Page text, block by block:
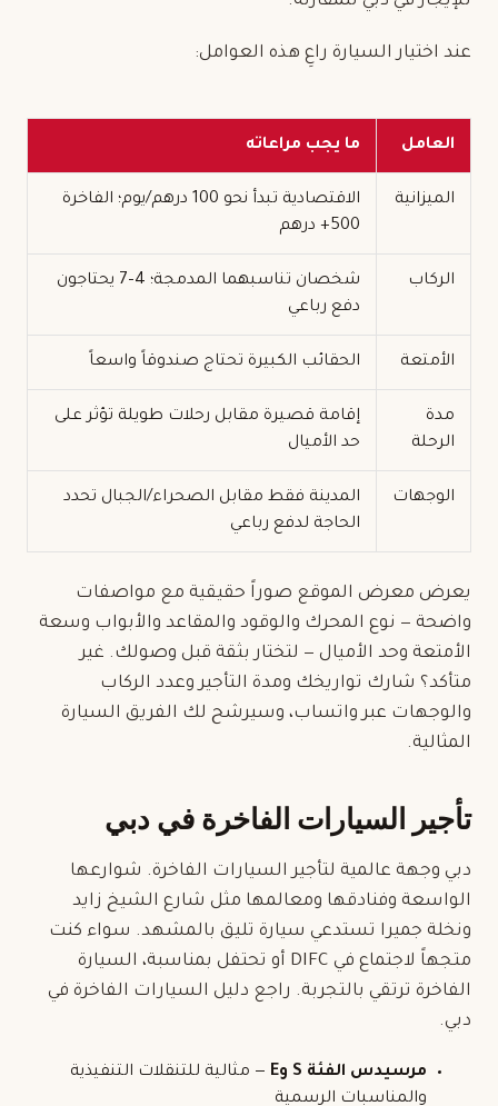
عند اختيار السيارة راعِ هذه العوامل:
العامل ما يجب مراعاته
الميزانية
الاقتصادية تبدأ نحو 100 درهم/يوم؛ الفاخرة
500+ درهم
الركاب
شخصان تناسبهما المدمجة؛ 4–7 يحتاجون
دفع رباعي
الأمتعة الحقائب الكبيرة تحتاج صندوقاً واسعاً
مدة
الرحلة
إقامة قصيرة مقابل رحلات طويلة تؤثر على
حد الأميال
الوجهات
المدينة فقط مقابل الصحراء/الجبال تحدد
الحاجة لدفع رباعي
يعرض معرض الموقع صوراً حقيقية مع مواصفات
واضحة — نوع المحرك والوقود والمقاعد والأبواب وسعة
الأمتعة وحد الأميال — لتختار بثقة قبل وصولك. غير
متأكد؟ شارك تواريخك ومدة التأجير وعدد الركاب
والوجهات عبر واتساب، وسيرشح لك الفريق السيارة
المثالية.
تأجير السيارات الفاخرة في دبي
دبي وجهة عالمية لتأجير السيارات الفاخرة. شوارعها
الواسعة وفنادقها ومعالمها مثل شارع الشيخ زايد
ونخلة جميرا تستدعي سيارة تليق بالمشهد. سواء كنت
متجهاً لاجتماع في DIFC أو تحتفل بمناسبة، السيارة
الفاخرة ترتقي بالتجربة. راجع دليل السيارات الفاخرة في
دبي.
مرسيدس الفئة S وE
— مثالية للتنقلات التنفيذية
والمناسبات الرسمية